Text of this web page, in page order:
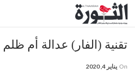
تقنية (الفار) عدالة أم
On يناير 4, 2020